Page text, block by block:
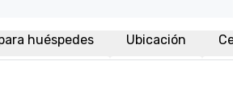
huéspedes Ubicación